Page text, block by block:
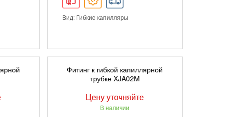
Вид: Гибкие капилляры
ПОДРОБНЕЕ
Фитинг к гибкой капиллярной
трубке XJA02M
Цену уточняйте
В наличии